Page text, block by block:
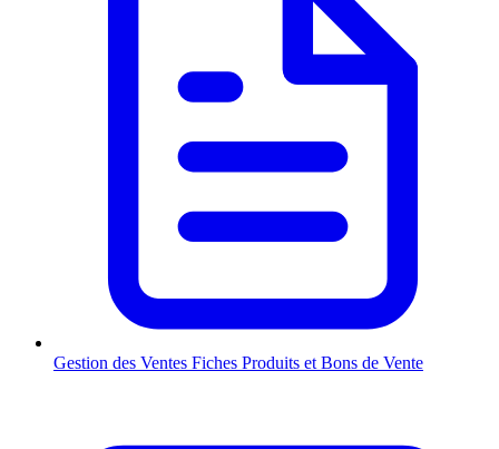
Gestion des Ventes Fiches Produits et Bons de Vente